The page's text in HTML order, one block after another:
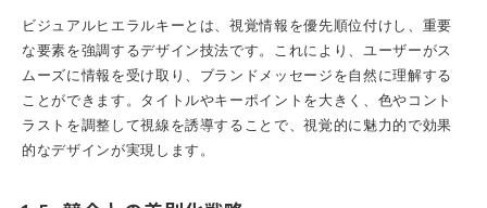
ビジュアルヒエラルキーとは、視覚情報を優先順位付けし、重要
な要素を強調するデザイン技法です。これにより、ユーザーがス
ムーズに情報を受け取り、ブランドメッセージを自然に理解する
ことができます。タイトルやキーポイントを大きく、色やコント
ラストを調整して視線を誘導することで、視覚的に魅力的で効果
的なデザインが実現します。